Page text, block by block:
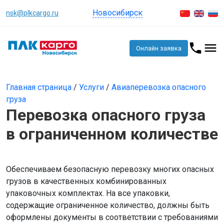
nsk@plkcargo.ru Новосибирск
Онлайн заявка
Главная страница / Услуги / Авиаперевозка опасного
груза
Перевозка опасного груза
в ограниченном количестве
Обеспечиваем безопасную перевозку многих опасных
грузов в качественных комбинированных
упаковочных комплектах. На все упаковки,
содержащие ограниченное количество, должны быть
оформлены документы в соответствии с требованиями